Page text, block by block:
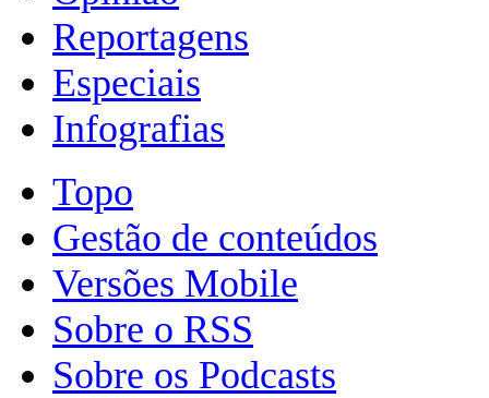
Reportagens
Especiais
Infografias
Topo
Gestão de conteúdos
Versões Mobile
Sobre o RSS
Sobre os Podcasts